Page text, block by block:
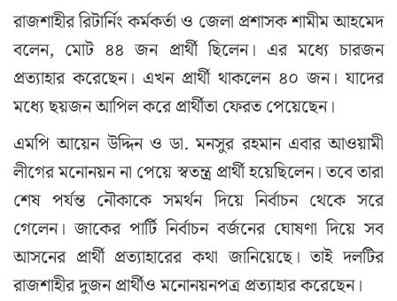
রাজশাহীর রিটার্নিং কর্মকর্তা ও জেলা প্রশাসক শামীম আহমেদ
বলেন, মোট ৪৪ জন প্রার্থী ছিলেন। এর মধ্যে চারজন
প্রত্যাহার করেছেন। এখন প্রার্থী থাকলেন ৪০ জন। যাদের
মধ্যে ছয়জন আপিল করে প্রার্থীতা ফেরত পেয়েছেন।
এমপি আয়েন উদ্দিন ও ডা. মনসুর রহমান এবার আওয়ামী
লীগের মনোনয়ন না পেয়ে স্বতন্ত্র প্রার্থী হয়েছিলেন। তবে তারা
শেষ পর্যন্ত নৌকাকে সমর্থন দিয়ে নির্বাচন থেকে সরে
গেলেন। জাকের পার্টি নির্বাচন বর্জনের ঘোষণা দিয়ে সব
আসনের প্রার্থী প্রত্যাহারের কথা জানিয়েছে। তাই দলটির
রাজশাহীর দুজন প্রার্থীও মনোনয়নপত্র প্রত্যাহার করেছেন।